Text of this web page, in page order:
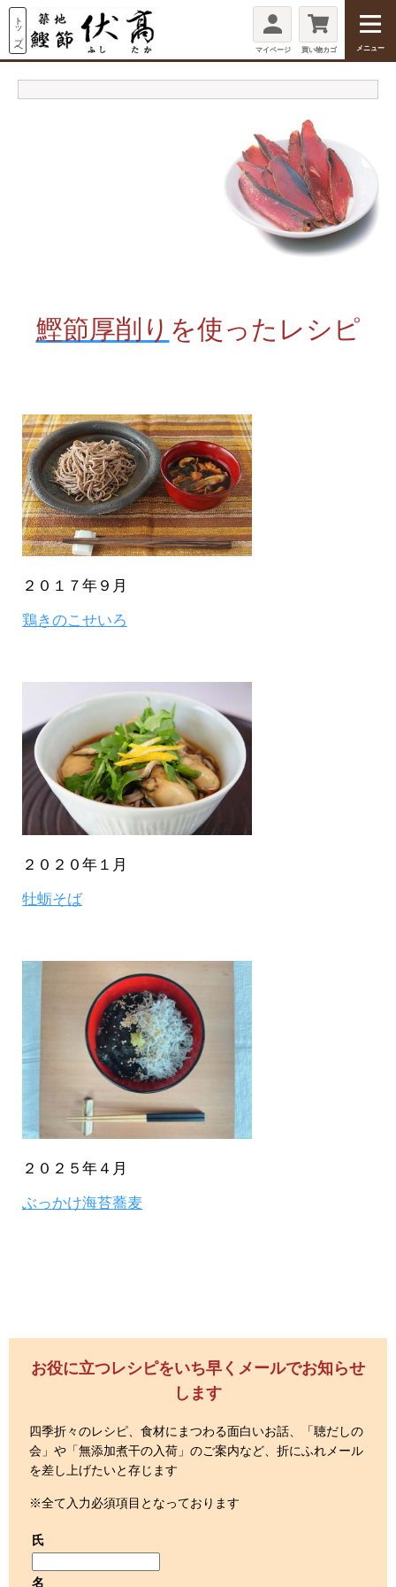
マイページ 買い物カゴ メニュー
鰹節厚削り を使ったレシピ
２０１７年９月
鶏きのこせいろ
２０２０年１月
牡蛎そば
２０２５年４月
ぶっかけ海苔蕎麦
お役に立つレシピをいち早くメールでお知らせ
します
四季折々のレシピ、食材にまつわる面白いお話、「聴だしの
会」や「無添加煮干の入荷」のご案内など、折にふれメール
を差し上げたいと存じます
※全て入力必須項目となっております
氏
名